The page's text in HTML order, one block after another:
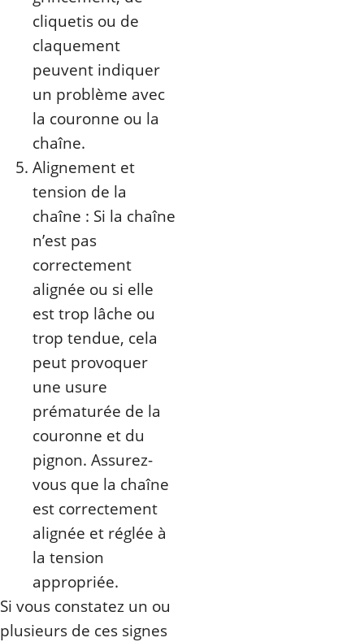
cliquetis ou de
claquement
peuvent indiquer
un problème avec
la couronne ou la
chaîne.
Alignement et
tension de la
chaîne : Si la chaîne
n’est pas
correctement
alignée ou si elle
est trop lâche ou
trop tendue, cela
peut provoquer
une usure
prématurée de la
couronne et du
pignon. Assurez-
vous que la chaîne
est correctement
alignée et réglée à
la tension
appropriée.
Si vous constatez un ou
plusieurs de ces signes